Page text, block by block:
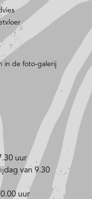
in de foto-galerij
uur
van 9.30
uur